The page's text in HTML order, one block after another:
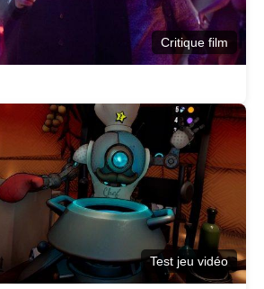
Critique film
Test jeu vidéo